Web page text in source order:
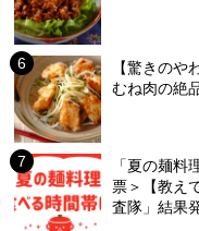
【驚きの
むね肉の絶
「夏の麺料
票＞【教え
査隊」結果